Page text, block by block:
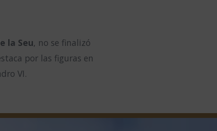
la Seu, no se finalizó
por las figuras en
VI.